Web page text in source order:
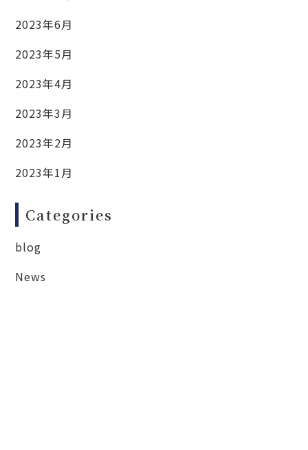
2023年6月
2023年5月
2023年4月
2023年3月
2023年2月
2023年1月
Categories
blog
News